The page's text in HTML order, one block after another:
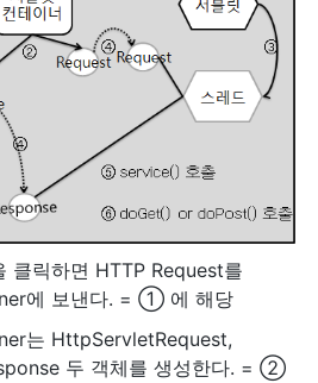
클릭하면 HTTP Request를
에 보낸다. = ① 에 해당
는 HttpServletRequest,
두 객체를 생성한다. = ②